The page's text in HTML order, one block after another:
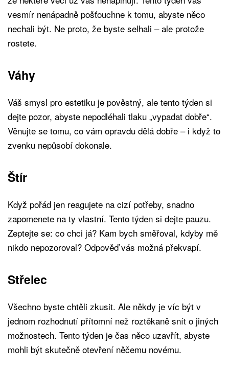
vesmír nenápadně pošťouchne k tomu, abyste něco
nechali být. Ne proto, že byste selhali – ale protože
rostete.
Váhy
Váš smysl pro estetiku je pověstný, ale tento týden si
dejte pozor, abyste nepodléhali tlaku „vypadat dobře“.
Věnujte se tomu, co vám opravdu dělá dobře – i když to
zvenku nepůsobí dokonale.
Štír
Když pořád jen reagujete na cizí potřeby, snadno
zapomenete na ty vlastní. Tento týden si dejte pauzu.
Zeptejte se: co chci já? Kam bych směřoval, kdyby mě
nikdo nepozoroval? Odpověď vás možná překvapí.
Střelec
Všechno byste chtěli zkusit. Ale někdy je víc být v
jednom rozhodnutí přítomní než roztěkaně snít o jiných
možnostech. Tento týden je čas něco uzavřít, abyste
mohli být skutečně otevření něčemu novému.